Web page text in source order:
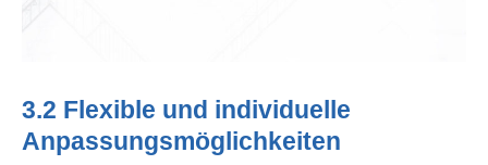
3.2 Flexible und individuelle
Anpassungsmöglichkeiten